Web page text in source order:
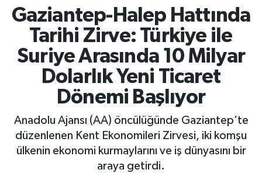
Gaziantep-Halep Hattında
Tarihi Zirve: Türkiye ile
Suriye Arasında 10 Milyar
Dolarlık Yeni Ticaret
Dönemi Başlıyor
Anadolu Ajansı (AA) öncülüğünde Gaziantep’te
düzenlenen Kent Ekonomileri Zirvesi, iki komşu
ülkenin ekonomi kurmaylarını ve iş dünyasını bir
araya getirdi.
Borsa Haberleri
İş Dünyası
Lojistik
Otovitrin
Asayiş
Magazin
Süper Lig Puan Durumu ve Fikstür
Tüm Manşetler
Son Dakika Haberleri
Haber Arşivi